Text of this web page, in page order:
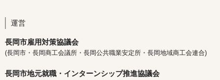
運営
長岡市雇用対策協議会
(長岡市・長岡商工会議所・長岡公共職業安定所・長岡地域商工会連合)
長岡市地元就職・インターンシップ推進協議会